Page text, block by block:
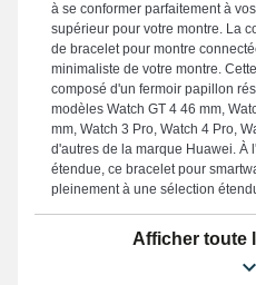
à se conformer parfaitement à
supérieur pour votre montre. La
de bracelet pour montre
minimaliste de votre montre.
composé d'un fermoir papillon
modèles Watch GT 4 46 mm,
mm, Watch 3 Pro, Watch 4 Pro,
d'autres de la marque Huawei. À
étendue, ce bracelet pour
pleinement à une sélection
Afficher toute